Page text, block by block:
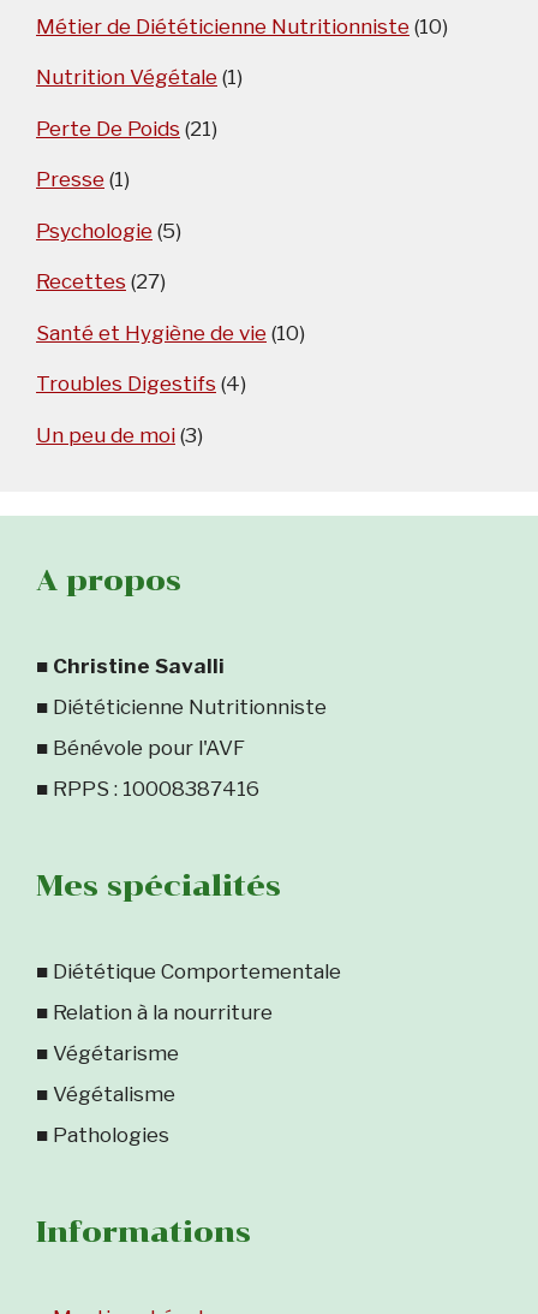
Métier de Diététicienne Nutritionniste (10)
Nutrition Végétale (1)
Perte De Poids (21)
Presse (1)
Psychologie (5)
Recettes (27)
Santé et Hygiène de vie (10)
Troubles Digestifs (4)
Un peu de moi (3)
A propos
■ Christine Savalli
■ Diététicienne Nutritionniste
■ Bénévole pour l'AVF
■ RPPS : 10008387416
Mes spécialités
■ Diététique Comportementale
■ Relation à la nourriture
■ Végétarisme
■ Végétalisme
■ Pathologies
Informations